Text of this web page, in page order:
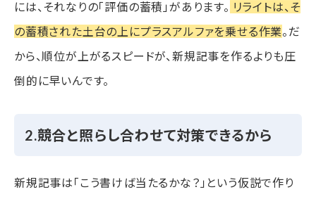
には、それなりの「評価の蓄積」があります。 リライトは、そ
の蓄積された土台の上にプラスアルファを乗せる作業。だ
から、順位が上がるスピードが、新規記事を作るよりも圧
倒的に早いんです。
2.競合と照らし合わせて対策できるから
新規記事は「こう書けば当たるかな？」という仮説で作り